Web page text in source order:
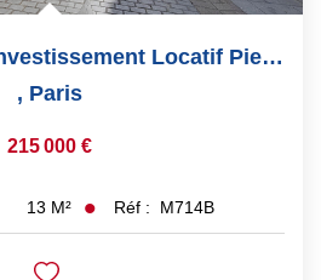
GROS CAILLOU Investissement Locatif Pied-À-Terre Parisien...
, Paris
215 000 €
13 M² Réf : M714B